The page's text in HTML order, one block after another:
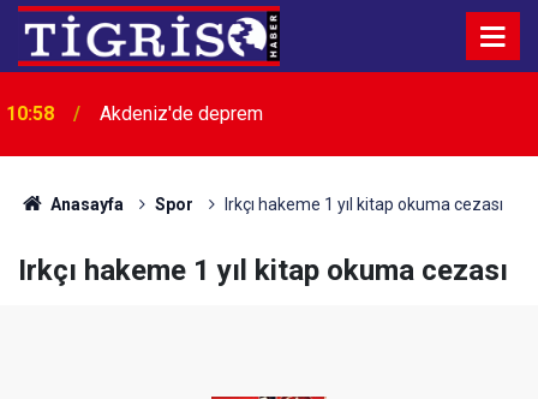
10:58 Akdeniz'de deprem
10:50 YENİ Parti'nin oy oranı belli oldu
Anasayfa Spor Irkçı hakeme 1 yıl kitap okuma cezası
Irkçı hakeme 1 yıl kitap okuma cezası